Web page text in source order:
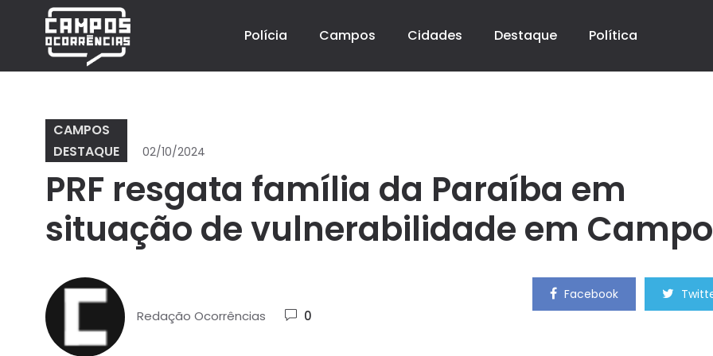
Polícia Campos Cidades Destaque Política
CAMPOS
DESTAQUE
02/10/2024
PRF resgata família da Paraíba em
situação de vulnerabilidade em
Redação Ocorrências 0
Facebook